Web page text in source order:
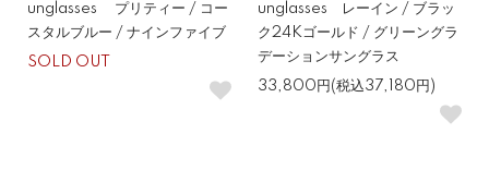
unglasses プリティー / コー
スタルブルー / ナインファイブ
SOLD OUT
unglasses レーイン / ブラッ
ク24Kゴールド / グリーングラ
デーションサングラス
33,800円(税込37,180円)